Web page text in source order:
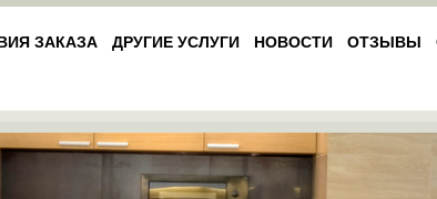
ЗАКАЗА ДРУГИЕ УСЛУГИ НОВОСТИ ОТЗЫВЫ